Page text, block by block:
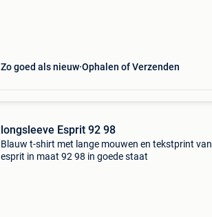
Zo goed als nieuw Ophalen of Verzenden
longsleeve Esprit 92 98
Blauw t-shirt met lange mouwen en tekstprint van
esprit in maat 92 98 in goede staat